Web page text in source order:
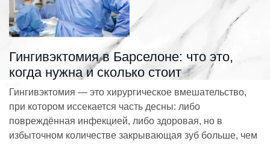
Гингивэктомия в Барселоне: что это,
когда нужна и сколько стоит
Гингивэктомия — это хирургическое вмешательство,
при котором иссекается часть десны: либо
повреждённая инфекцией, либо здоровая, но в
избыточном количестве закрывающая зуб больше, чем